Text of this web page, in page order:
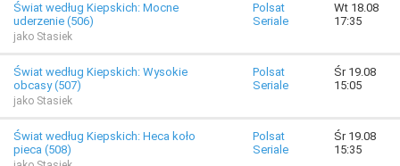
Świat według Kiepskich: Mocne
uderzenie (506)
jako Stasiek
Polsat
Seriale
Wt 18.08
17:35
Świat według Kiepskich: Wysokie
obcasy (507)
jako Stasiek
Polsat
Seriale
Śr 19.08
15:05
Świat według Kiepskich: Heca koło
pieca (508)
Polsat
Seriale
Śr 19.08
15:35